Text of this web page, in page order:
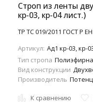
Строп из ленты
кр-03, кр-04 лист.)
ТР ТС 019/2011 ГОСТ Р
Артикул: Aд1 кр-03, кр-
Тип стропа
Вид конструкции
Производитель
К сравнению